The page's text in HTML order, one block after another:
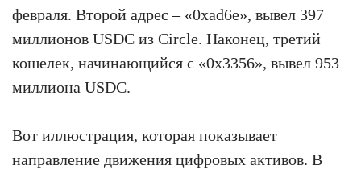
февраля. Второй адрес – «0xad6e», вывел 397
миллионов USDC из Circle. Наконец, третий
кошелек, начинающийся с «0x3356», вывел 953
миллиона USDC.
Вот иллюстрация, которая показывает
направление движения цифровых активов. В